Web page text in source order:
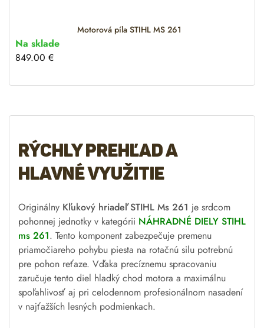
Motorová píla STIHL MS 261
Na sklade
849.00 €
Rýchly prehľad a
hlavné využitie
Originálny Kľukový hriadeľ STIHL Ms 261 je srdcom
pohonnej jednotky v kategórii NÁHRADNÉ DIELY STIHL
ms 261. Tento komponent zabezpečuje premenu
priamočiareho pohybu piesta na rotačnú silu potrebnú
pre pohon reťaze. Vďaka precíznemu spracovaniu
zaručuje tento diel hladký chod motora a maximálnu
spoľahlivosť aj pri celodennom profesionálnom nasadení
v najťažších lesných podmienkach.